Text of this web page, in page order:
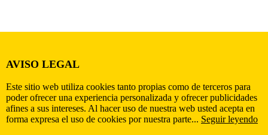
AVISO LEGAL
Este sitio web utiliza cookies tanto propias como de terceros para
poder ofrecer una experiencia personalizada y ofrecer publicidades
afines a sus intereses. Al hacer uso de nuestra web usted acepta en
forma expresa el uso de cookies por nuestra parte... Seguir leyendo